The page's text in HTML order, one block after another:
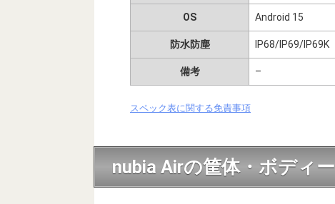
OS Android 15
防水防塵 IP68/IP69/IP69K
備考 –
スペック表に関する免責事項
nubia Airの筐体・ボディー